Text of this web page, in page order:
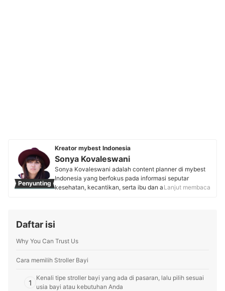
Penyunting
Kreator mybest Indonesia
Sonya Kovaleswani
Sonya Kovaleswani adalah content planner di mybest
Indonesia yang berfokus pada informasi seputar
kesehatan, kecantikan, serta ibu dan anak. Dengan
menghadirkan konten informatif dan tepercaya.
Lanjut membaca
Daftar isi
Why You Can Trust Us
Cara memilih Stroller Bayi
1
Kenali tipe stroller bayi yang ada di pasaran, lalu pilih sesuai
usia bayi atau kebutuhan Anda